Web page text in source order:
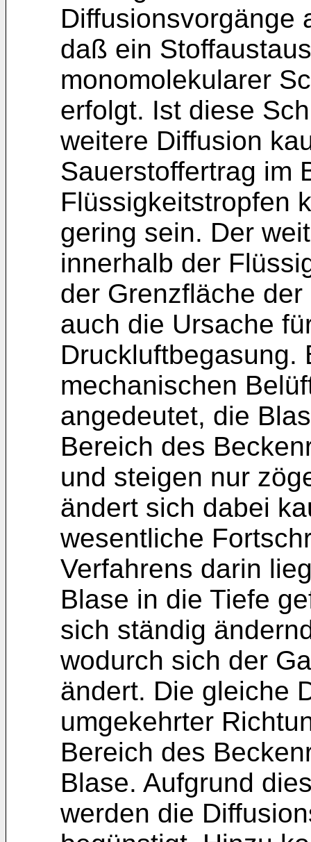
Diffusionsvorgänge
daß ein
monomolekularer
erfolgt. Ist diese
weitere Diffusion
Sauerstoffertrag im
Flüssigkeitstropfen
gering sein. Der
innerhalb der
der Grenzfläche
auch die Ursache
Druckluftbegasung.
mechanischen
angedeutet, die
Bereich des
und steigen nur
ändert sich dabei
wesentliche
Verfahrens darin
Blase in die Tiefe
sich ständig
wodurch sich der
ändert. Die gleiche
umgekehrter
Bereich des
Blase. Aufgrund
werden die